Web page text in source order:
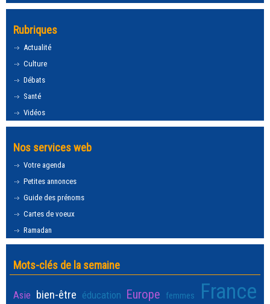
Rubriques
Actualité
Culture
Débats
Santé
Vidéos
Nos services web
Votre agenda
Petites annonces
Guide des prénoms
Cartes de voeux
Ramadan
Mots-clés de la semaine
Asie bien-être éducation Europe femmes France